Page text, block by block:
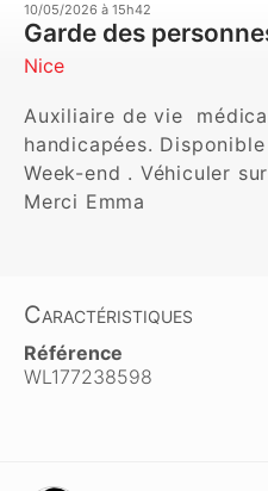
10/05/2026 à 15h42
Garde des
Nice
Auxiliaire de vie
handicapées.
Week-end . Véhiculer
Merci Emma
Caractéristiques
Référence
WL177238598